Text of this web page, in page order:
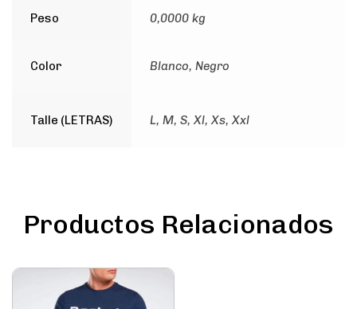
Peso 0,0000 kg
Color Blanco, Negro
Talle (LETRAS) L, M, S, Xl, Xs, Xxl
Productos Relacionados